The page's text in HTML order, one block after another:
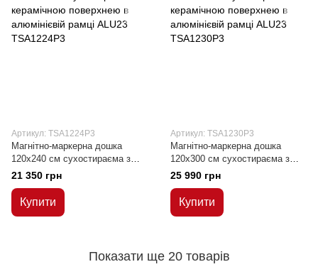
Артикул: TSA1224P3
Магнітно-маркерна дошка
120x240 см сухостираєма з
керамічною поверхнею в
алюмінієвій рамці ALU23
21 350 грн
Купити
Артикул: TSA1230P3
Магнітно-маркерна дошка
120x300 см сухостираєма з
керамічною поверхнею в
алюмінієвій рамці ALU23
25 990 грн
Купити
Показати ще 20 товарів